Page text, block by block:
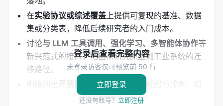
在实验协议或综述覆盖上提供可复现的基准、数据
集或分类表，降低后续研究者的入门成本。
讨论与 LLM 工具调用、强化学习、多智能体协作等
新兴范式的接口，指出从研究原型到工业系统的迁
移路径。
明确列出 开放问题
：评测可信度、延迟与成本、幻
觉与安全、跨语言与多模态扩展等。
登录后查看完整内容
未登录访客仅可预览前 50 行
立即登录
还没有账号？ 立即注册